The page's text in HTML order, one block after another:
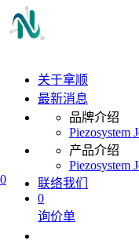
0
关于拿顺
最新消息
品牌介绍
Piezosystem
产品介绍
Piezosystem
联络我们
0
询价单